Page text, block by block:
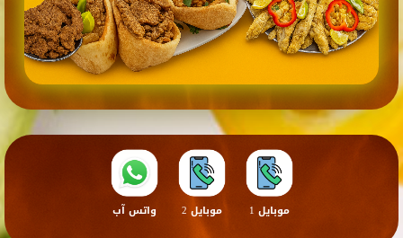
موبايل 1 موبايل 2 واتس آب